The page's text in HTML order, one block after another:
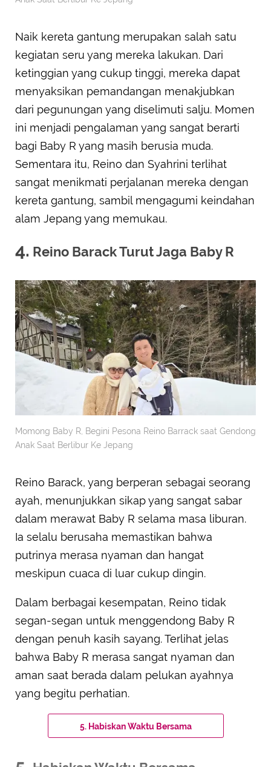
Naik kereta gantung merupakan salah satu
kegiatan seru yang mereka lakukan. Dari
ketinggian yang cukup tinggi, mereka dapat
menyaksikan pemandangan menakjubkan
dari pegunungan yang diselimuti salju. Momen
ini menjadi pengalaman yang sangat berarti
bagi Baby R yang masih berusia muda.
Sementara itu, Reino dan Syahrini terlihat
sangat menikmati perjalanan mereka dengan
kereta gantung, sambil mengagumi keindahan
alam Jepang yang memukau.
4. Reino Barack Turut Jaga Baby R
Momong Baby R, Begini Pesona Reino Barrack saat Gendong
Anak Saat Berlibur Ke Jepang
Reino Barack, yang berperan sebagai seorang
ayah, menunjukkan sikap yang sangat sabar
dalam merawat Baby R selama masa liburan.
Ia selalu berusaha memastikan bahwa
putrinya merasa nyaman dan hangat
meskipun cuaca di luar cukup dingin.
Dalam berbagai kesempatan, Reino tidak
segan-segan untuk menggendong Baby R
dengan penuh kasih sayang. Terlihat jelas
bahwa Baby R merasa sangat nyaman dan
aman saat berada dalam pelukan ayahnya
yang begitu perhatian.
5. Habiskan Waktu Bersama